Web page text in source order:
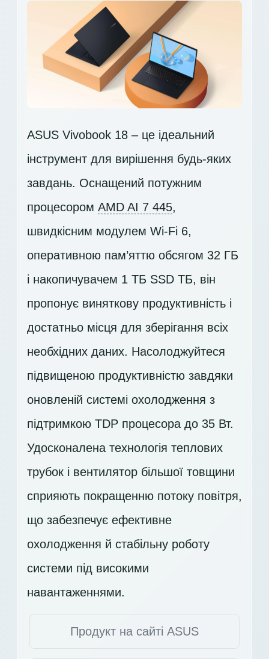
ASUS Vivobook 18 – це ідеальний
інструмент для вирішення будь-яких
завдань. Оснащений потужним
процесором AMD AI 7 445,
швидкісним модулем Wi-Fi 6,
оперативною пам’яттю обсягом 32 ГБ
і накопичувачем 1 ТБ SSD ТБ, він
пропонує виняткову продуктивність і
достатньо місця для зберігання всіх
необхідних даних. Насолоджуйтеся
підвищеною продуктивністю завдяки
оновленій системі охолодження з
підтримкою TDP процесора до 35 Вт.
Удосконалена технологія теплових
трубок і вентилятор більшої товщини
сприяють покращенню потоку повітря,
що забезпечує ефективне
охолодження й стабільну роботу
системи під високими
навантаженнями.
Продукт на сайті ASUS